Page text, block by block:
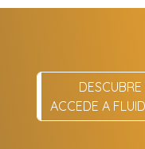
DESCUBRE
ACCEDE A